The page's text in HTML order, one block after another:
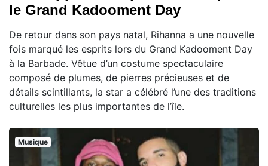
le Grand Kadooment Day
De retour dans son pays natal, Rihanna a une nouvelle
fois marqué les esprits lors du Grand Kadooment Day
à la Barbade. Vêtue d’un costume spectaculaire
composé de plumes, de pierres précieuses et de
détails scintillants, la star a célébré l’une des traditions
culturelles les plus importantes de l’île.
Musique